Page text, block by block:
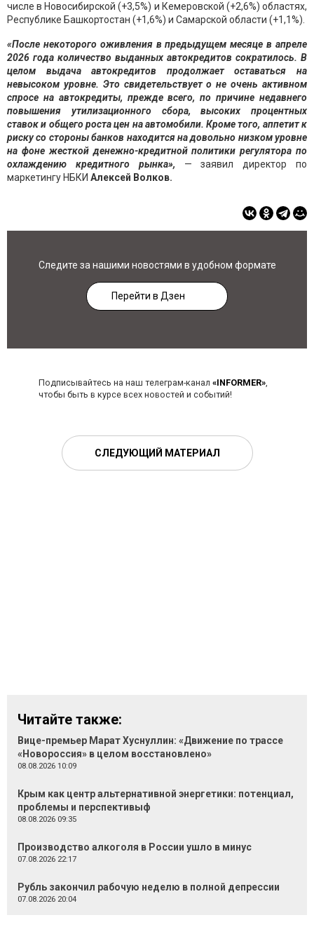
числе в Новосибирской (+3,5%) и Кемеровской (+2,6%) областях,
Республике Башкортостан (+1,6%) и Самарской области (+1,1%).
«После некоторого оживления в предыдущем месяце в апреле
2026 года количество выданных автокредитов сократилось. В
целом выдача автокредитов продолжает оставаться на
невысоком уровне. Это свидетельствует о не очень активном
спросе на автокредиты, прежде всего, по причине недавнего
повышения утилизационного сбора, высоких процентных
ставок и общего роста цен на автомобили. Кроме того, аппетит к
риску со стороны банков находится на довольно низком уровне
на фоне жесткой денежно-кредитной политики регулятора по
охлаждению кредитного рынка», — заявил директор по
маркетингу НБКИ Алексей Волков.
Следите за нашими новостями в удобном формате
Перейти в Дзен
Подписывайтесь на наш телеграм-канал «INFORMER»,
чтобы быть в курсе всех новостей и событий!
СЛЕДУЮЩИЙ МАТЕРИАЛ
Читайте также:
Вице-премьер Марат Хуснуллин: «Движение по трассе
«Новороссия» в целом восстановлено»
08.08.2026 10:09
Крым как центр альтернативной энергетики: потенциал,
проблемы и перспективыф
08.08.2026 09:35
Производство алкоголя в России ушло в минус
07.08.2026 22:17
Рубль закончил рабочую неделю в полной депрессии
07.08.2026 20:04